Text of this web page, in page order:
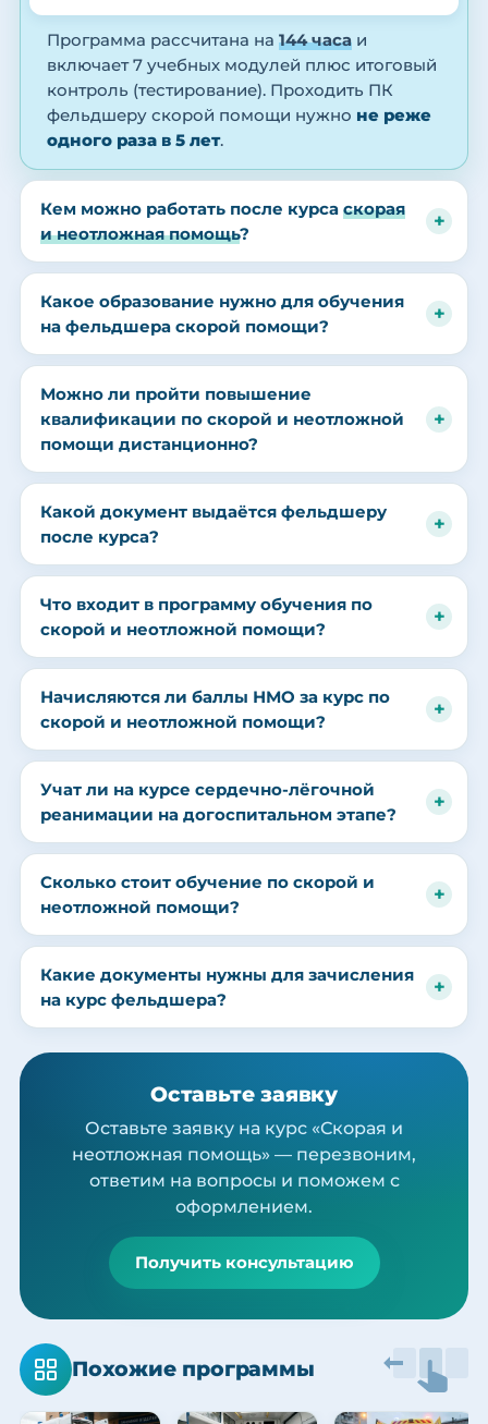
Программа рассчитана на 144 часа и
включает 7 учебных модулей плюс итоговый
контроль (тестирование). Проходить ПК
фельдшеру скорой помощи нужно не реже
одного раза в 5 лет.
Кем можно работать после курса скорая
и неотложная помощь?
Какое образование нужно для обучения
на фельдшера скорой помощи?
Можно ли пройти повышение
квалификации по скорой и неотложной
помощи дистанционно?
Какой документ выдаётся фельдшеру
после курса?
Что входит в программу обучения по
скорой и неотложной помощи?
Начисляются ли баллы НМО за курс по
скорой и неотложной помощи?
Учат ли на курсе сердечно-лёгочной
реанимации на догоспитальном этапе?
Сколько стоит обучение по скорой и
неотложной помощи?
Какие документы нужны для зачисления
на курс фельдшера?
Оставьте заявку
Оставьте заявку на курс «Скорая и
неотложная помощь» — перезвоним,
ответим на вопросы и поможем с
оформлением.
Получить консультацию
Похожие программы